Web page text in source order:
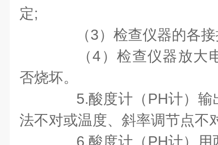
定;
（3） 检查仪器的各
（4 ）检查仪器放大
否烧坏。
5.酸度计（ PH计）输
法不对或温度、斜率调节点不
6.酸度计（ PH计）用